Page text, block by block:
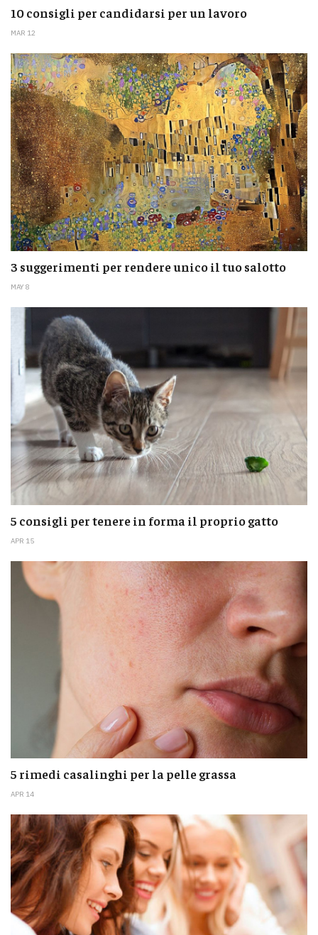
10 consigli per candidarsi per un lavoro
MAR 12
3 suggerimenti per rendere unico il tuo salotto
MAY 8
5 consigli per tenere in forma il proprio gatto
APR 15
5 rimedi casalinghi per la pelle grassa
APR 14